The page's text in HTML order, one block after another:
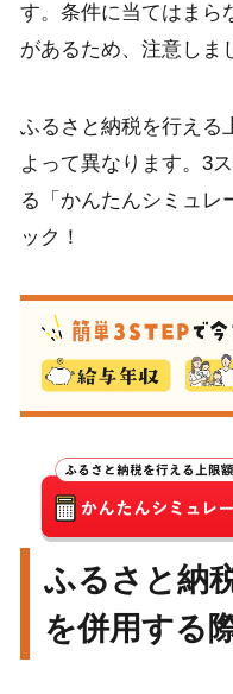
す。条件に当てはまら
があるため、注意しま
ふるさと納税を行える
よって異なります。3
る「かんたんシミュレ
ック！
ふるさと納
を併用する